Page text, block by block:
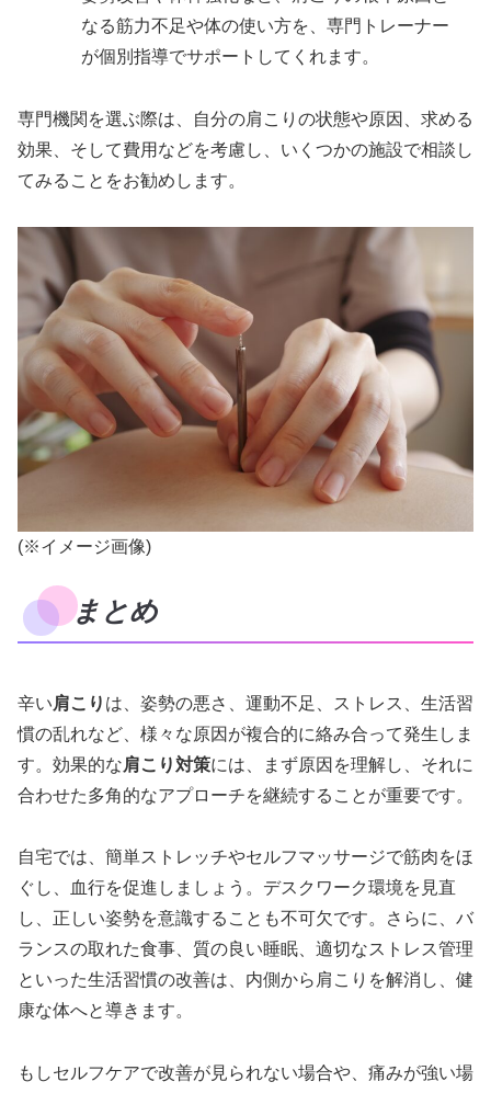
なる筋力不足や体の使い方を、専門トレーナー
が個別指導でサポートしてくれます。
専門機関を選ぶ際は、自分の肩こりの状態や原因、求める
効果、そして費用などを考慮し、いくつかの施設で相談し
てみることをお勧めします。
(※イメージ画像)
まとめ
辛い肩こり は、姿勢の悪さ、運動不足、ストレス、生活習
慣の乱れなど、様々な原因が複合的に絡み合って発生しま
す。効果的な肩こり対策には、まず原因を理解し、それに
合わせた多角的なアプローチを継続することが重要です。
自宅では、簡単ストレッチやセルフマッサージで筋肉をほ
ぐし、血行を促進しましょう。デスクワーク環境を見直
し、正しい姿勢を意識することも不可欠です。さらに、バ
ランスの取れた食事、質の良い睡眠、適切なストレス管理
といった生活習慣の改善は、内側から肩こりを解消し、健
康な体へと導きます。
もしセルフケアで改善が見られない場合や、痛みが強い場